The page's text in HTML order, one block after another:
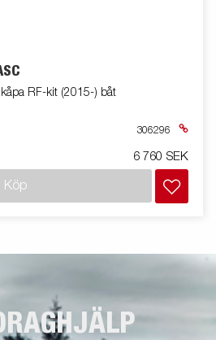
RF-kit (2015-) båt
306296
6 760 SEK
Köp